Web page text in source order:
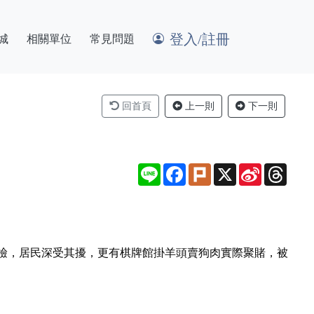
相關單位 常見問題 登入/註冊
回首頁 上一則 下一則
Line Facebook
Plurk X
Sina
Weibo
居民深受其擾，更有棋牌館掛羊頭賣狗肉實際聚賭，被